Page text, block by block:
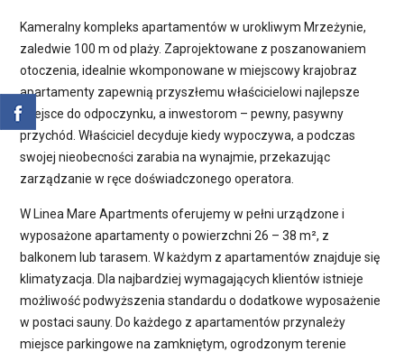
Kameralny kompleks apartamentów w urokliwym Mrzeżynie,
zaledwie 100 m od plaży. Zaprojektowane z poszanowaniem
otoczenia, idealnie wkomponowane w miejscowy krajobraz
apartamenty zapewnią przyszłemu właścicielowi najlepsze
miejsce do odpoczynku, a inwestorom – pewny, pasywny
przychód. Właściciel decyduje kiedy wypoczywa, a podczas
swojej nieobecności zarabia na wynajmie, przekazując
zarządzanie w ręce doświadczonego operatora.
W Linea Mare Apartments oferujemy w pełni urządzone i
wyposażone apartamenty o powierzchni 26 – 38 m², z
balkonem lub tarasem. W każdym z apartamentów znajduje się
klimatyzacja. Dla najbardziej wymagających klientów istnieje
możliwość podwyższenia standardu o dodatkowe wyposażenie
w postaci sauny. Do każdego z apartamentów przynależy
miejsce parkingowe na zamkniętym, ogrodzonym terenie